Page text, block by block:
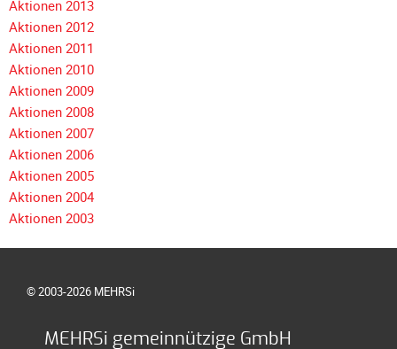
Aktionen 2013
Aktionen 2012
Aktionen 2011
Aktionen 2010
Aktionen 2009
Aktionen 2008
Aktionen 2007
Aktionen 2006
Aktionen 2005
Aktionen 2004
Aktionen 2003
© 2003-2026 MEHRSi
MEHRSi gemeinnützige GmbH